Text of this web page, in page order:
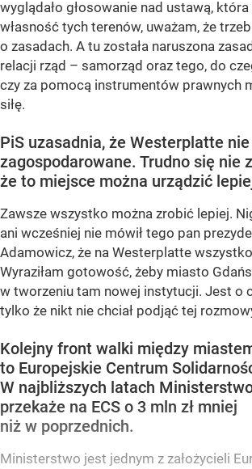
wyglądało głosowanie nad ustawą,
własność tych terenów, uważam, że
o zasadach. A tu została naruszona
relacji rząd – samorząd oraz tego, do
czy za pomocą instrumentów prawnych
siłę.
PiS uzasadnia, że Westerplatte nie
zagospodarowane. Trudno się nie
że to miejsce można urządzić
Zawsze wszystko można zrobić lepiej.
ani wcześniej nie mówił tego pan
Adamowicz, że na Westerplatte
Wyraziłam gotowość, żeby miasto
w tworzeniu tam nowej instytucji. Jest o
tylko że nikt nie chciał podjąć tej
Kolejny front walki między
to Europejskie Centrum
W najbliższych latach
przekaże na ECS o 3 mln zł mniej
niż w poprzednich.
Ministerstwo jest jednym z założycieli